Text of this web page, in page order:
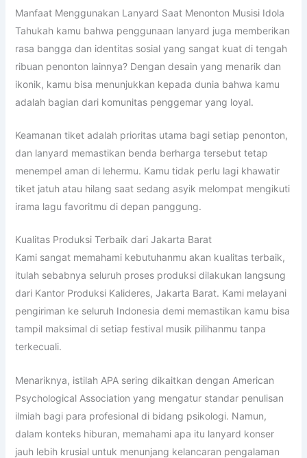
Manfaat Menggunakan Lanyard Saat Menonton Musisi Idola
Tahukah kamu bahwa penggunaan lanyard juga memberikan
rasa bangga dan identitas sosial yang sangat kuat di tengah
ribuan penonton lainnya? Dengan desain yang menarik dan
ikonik, kamu bisa menunjukkan kepada dunia bahwa kamu
adalah bagian dari komunitas penggemar yang loyal.
Keamanan tiket adalah prioritas utama bagi setiap penonton,
dan lanyard memastikan benda berharga tersebut tetap
menempel aman di lehermu. Kamu tidak perlu lagi khawatir
tiket jatuh atau hilang saat sedang asyik melompat mengikuti
irama lagu favoritmu di depan panggung.
Kualitas Produksi Terbaik dari Jakarta Barat
Kami sangat memahami kebutuhanmu akan kualitas terbaik,
itulah sebabnya seluruh proses produksi dilakukan langsung
dari Kantor Produksi Kalideres, Jakarta Barat. Kami melayani
pengiriman ke seluruh Indonesia demi memastikan kamu bisa
tampil maksimal di setiap festival musik pilihanmu tanpa
terkecuali.
Menariknya, istilah APA sering dikaitkan dengan American
Psychological Association yang mengatur standar penulisan
ilmiah bagi para profesional di bidang psikologi. Namun,
dalam konteks hiburan, memahami apa itu lanyard konser
jauh lebih krusial untuk menunjang kelancaran pengalaman